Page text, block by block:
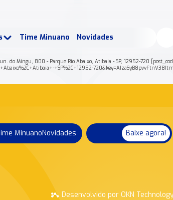
Time Minuano Novidades
do Mingu, 800 - Parque Rio Abaixo, Atibaia - SP, 12952-720
+SP%2C+12952-
MinuanoNovidades Baixe agora!
Desenvolvido por OKN